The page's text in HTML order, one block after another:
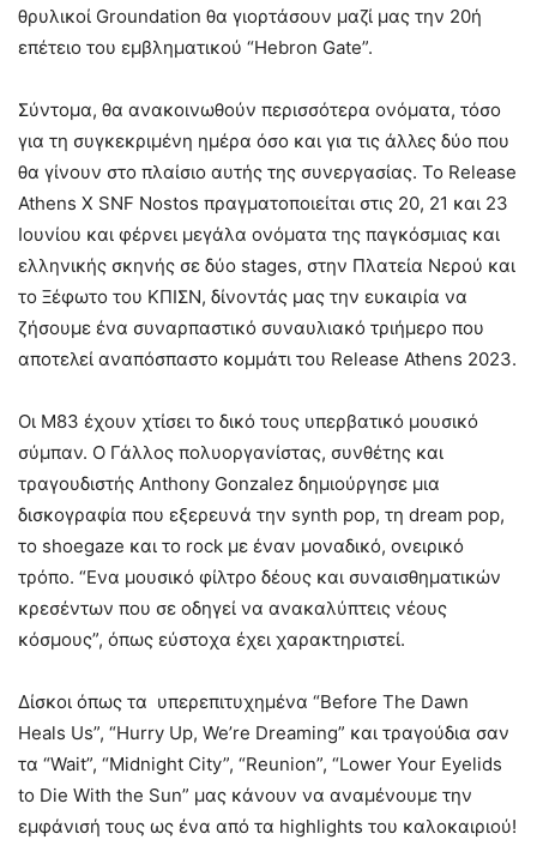
θρυλικοί Groundation θα γιορτάσουν μαζί μας την 20ή
επέτειο του εμβληματικού “Hebron Gate”.
Σύντομα, θα ανακοινωθούν περισσότερα ονόματα, τόσο
για τη συγκεκριμένη ημέρα όσο και για τις άλλες δύο που
θα γίνουν στο πλαίσιο αυτής της συνεργασίας. Το Release
Athens X SNF Nostos πραγματοποιείται στις 20, 21 και 23
Ιουνίου και φέρνει μεγάλα ονόματα της παγκόσμιας και
ελληνικής σκηνής σε δύο stages, στην Πλατεία Νερού και
το Ξέφωτο του ΚΠΙΣΝ, δίνοντάς μας την ευκαιρία να
ζήσουμε ένα συναρπαστικό συναυλιακό τριήμερο που
αποτελεί αναπόσπαστο κομμάτι του Release Athens 2023.
Oι Μ83 έχουν χτίσει το δικό τους υπερβατικό μουσικό
σύμπαν. Ο Γάλλος πολυοργανίστας, συνθέτης και
τραγουδιστής Anthony Gonzalez δημιούργησε μια
δισκογραφία που εξερευνά την synth pop, τη dream pop,
το shoegaze και το rock με έναν μοναδικό, ονειρικό
τρόπο. “Ενα μουσικό φίλτρο δέους και συναισθηματικών
κρεσέντων που σε οδηγεί να ανακαλύπτεις νέους
κόσμους”, όπως εύστοχα έχει χαρακτηριστεί.
Δίσκοι όπως τα υπερεπιτυχημένα “Before The Dawn
Heals Us”, “Hurry Up, We’re Dreaming” και τραγούδια σαν
τα “Wait”, “Midnight City”, “Reunion”, “Lower Your Eyelids
to Die With the Sun” μας κάνουν να αναμένουμε την
εμφάνισή τους ως ένα από τα highlights του καλοκαιριού!